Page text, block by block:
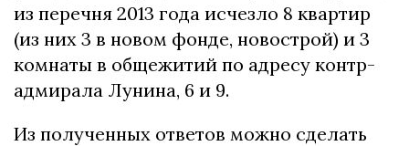
из перечня 2013 года исчезло 8 квартир
(из них 3 в новом фонде, новострой) и 3
комнаты в общежитий по адресу контр-
адмирала Лунина, 6 и 9.
Из полученных ответов можно сделать